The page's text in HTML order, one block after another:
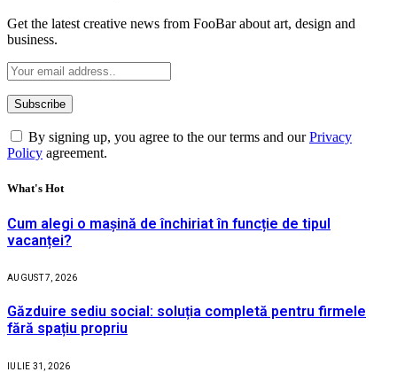
Get the latest creative news from FooBar about art, design and
business.
By signing up, you agree to the our terms and ourPrivacy
Policy agreement.
What's Hot
Cum alegi o mașină de închiriat în funcție de tipul
vacanței?
AUGUST 7, 2026
Găzduire sediu social: soluția completă pentru firmele
fără spațiu propriu
IULIE 31, 2026